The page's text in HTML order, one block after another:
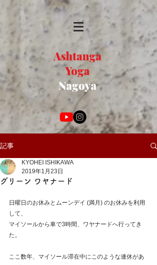
Ashtanga
Yoga
Nagoya
記事
グリーン ワヤナード
KYOHEI ISHIKAWA
2019年1月23日
日曜日のお休みとムーンデイ (満月) のお休みを利用
して、
マイソールから車で3時間、ワヤナードへ行ってき
た。
ここ数年、マイソール滞在中にこのような連休があ